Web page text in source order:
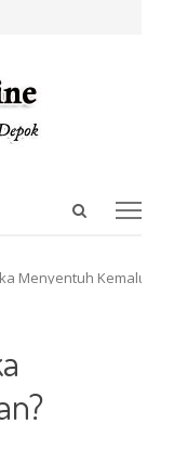
Open
Menyentuh Kemaluan?